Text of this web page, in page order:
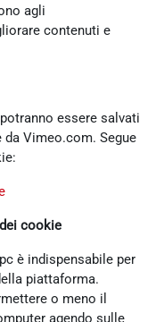
agli
contenuti e
essere salvati
Vimeo.com. Segue
cookie
è indispensabile per
piattaforma.
o meno il
agendo sulle